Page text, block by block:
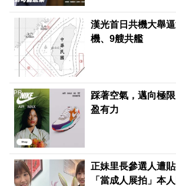
漢光首日共機大舉
機、9艘共艦
踩著空氣，邁向極
盈有力
PR
正妹里長參選人遭
「當成人展拍」本